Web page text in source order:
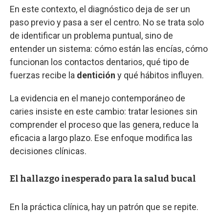
En este contexto, el diagnóstico deja de ser un
paso previo y pasa a ser el centro. No se trata solo
de identificar un problema puntual, sino de
entender un sistema: cómo están las encías, cómo
funcionan los contactos dentarios, qué tipo de
fuerzas recibe la dentición y qué hábitos influyen.
La evidencia en el manejo contemporáneo de
caries insiste en este cambio: tratar lesiones sin
comprender el proceso que las genera, reduce la
eficacia a largo plazo. Ese enfoque modifica las
decisiones clínicas.
El hallazgo inesperado para la salud bucal
En la práctica clínica, hay un patrón que se repite.